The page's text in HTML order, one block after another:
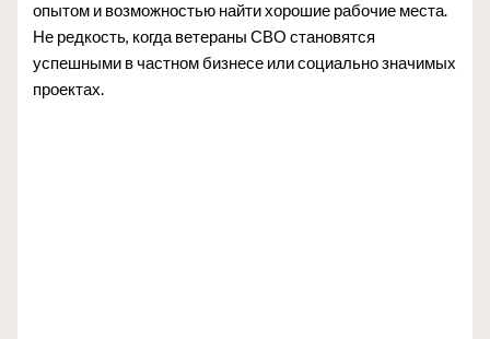
опытом и возможностью найти хорошие рабочие места.
Не редкость, когда ветераны СВО становятся
успешными в частном бизнесе или социально значимых
проектах.